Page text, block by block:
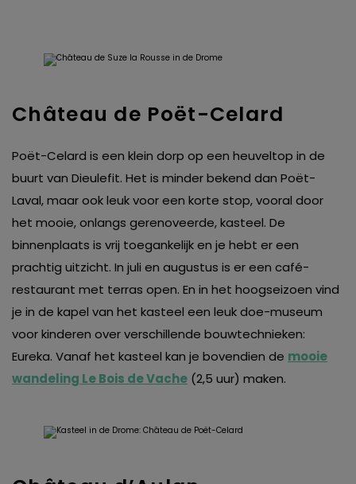
Château de Poët-Celard
Poët-Celard is een klein dorp op een heuveltop in de
buurt van Dieulefit. Het is minder bekend dan Poët-
Laval, maar ook leuk voor een korte stop, vooral door
het mooie, onlangs gerenoveerde, kasteel. De
binnenplaats is vrij toegankelijk en je hebt er een
prachtig uitzicht. In juli en augustus is er een café-
restaurant met terras open. En in het hoogseizoen vind
je in de kapel van het kasteel een leuk doe-museum
voor kinderen over verschillende bouwtechnieken:
Eureka. Vanaf het kasteel kan je bovendien de mooie
wandeling Le Bois de Vache (2,5 uur) maken.